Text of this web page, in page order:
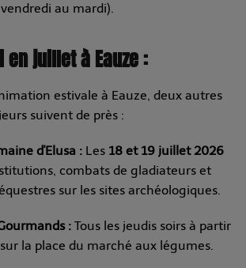
au mardi).
en juillet à Eauze :
estivale à Eauze, deux autres
suivent de près :
d'Elusa : Les 18 et 19 juillet 2026
combats de gladiateurs et
sur les sites archéologiques.
: Tous les jeudis soirs à partir
la place du marché aux légumes.